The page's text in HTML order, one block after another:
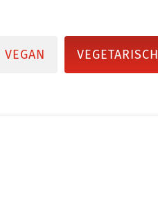
VEGAN VEGETARISCH